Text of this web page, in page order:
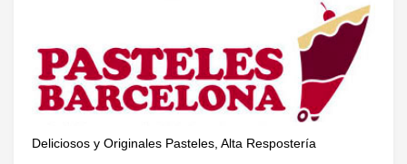
Deliciosos y Originales Pasteles, Alta Respostería